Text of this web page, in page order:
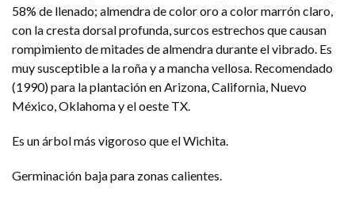
58% de llenado; almendra de color oro a color marrón claro,
con la cresta dorsal profunda, surcos estrechos que causan
rompimiento de mitades de almendra durante el vibrado. Es
muy susceptible a la roña y a mancha vellosa. Recomendado
(1990) para la plantación en Arizona, California, Nuevo
México, Oklahoma y el oeste TX.
Es un árbol más vigoroso que el Wichita.
Germinación baja para zonas calientes.